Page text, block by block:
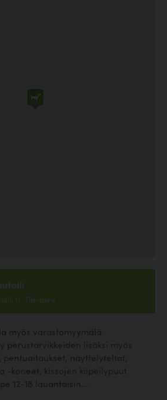
13, Tampere
myös varastomyymälä.
perustarvikkeiden lisäksi myös
pentuaitaukset, näyttelyteltat,
-koneet, kissojen kiipeilypuut
12-18 lauantaisin...